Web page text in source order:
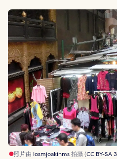
照片由 Iosmjoakinms拍攝 (CC BY-SA